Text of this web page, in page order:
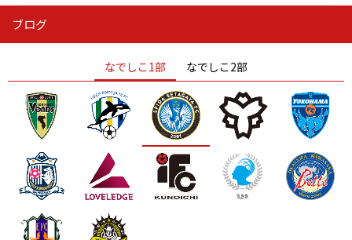
ニッパツ
ニッパツ 名古屋
石人の星
静岡 愛媛Ｌ
ブログ
なでしこ1部 なでしこ2部